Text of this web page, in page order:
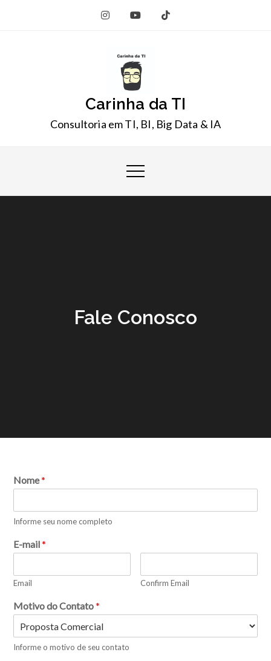
Carinha da TI
Consultoria em TI, BI, Big Data & IA
Fale Conosco
Nome*
Informe seu nome completo
E-mail*
Email Confirm Email
Motivo do Contato*
Informe o motivo de seu contato